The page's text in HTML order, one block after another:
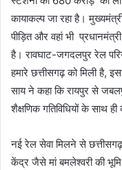
कायाकल्प जा रहा है।
पीड़ित और वहां भी
है। रावघाट-जगदलपुर रेल
हमारे छत्तीसगढ़ को मिली है,
साय ने कहा कि रायपुर से
शैक्षणिक गतिविधियों के साथ ही
नई रेल सेवा मिलने से
केंद्र जैसे मां बमलेश्वरी की